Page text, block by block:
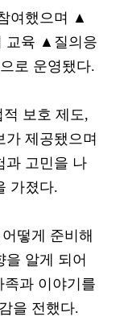
여했으며 ▲
교육 ▲질의응
로 운영됐다.
보호 제도,
제공됐으며
과 고민을 나
가졌다.
떻게 준비해
알게 되어
족과 이야기를
을 전했다.